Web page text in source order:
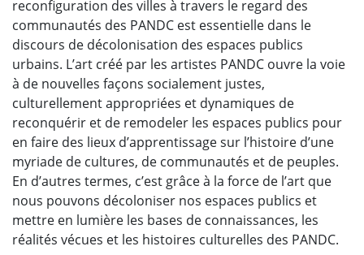
reconfiguration des villes à travers le regard des
communautés des PANDC est essentielle dans le
discours de décolonisation des espaces publics
urbains. L’art créé par les artistes PANDC ouvre la voie
à de nouvelles façons socialement justes,
culturellement appropriées et dynamiques de
reconquérir et de remodeler les espaces publics pour
en faire des lieux d’apprentissage sur l’histoire d’une
myriade de cultures, de communautés et de peuples.
En d’autres termes, c’est grâce à la force de l’art que
nous pouvons décoloniser nos espaces publics et
mettre en lumière les bases de connaissances, les
réalités vécues et les histoires culturelles des PANDC.